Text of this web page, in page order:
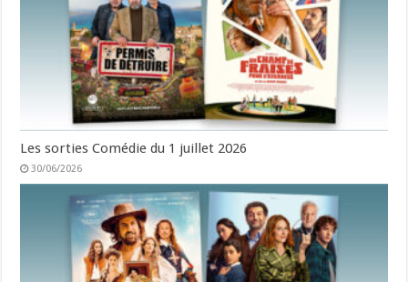
Les sorties Comédie du 1 juillet 2026
30/06/2026